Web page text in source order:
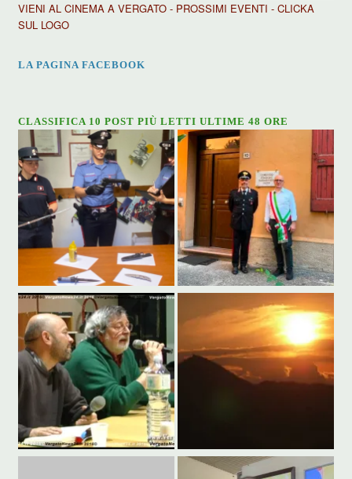
VIENI AL CINEMA A VERGATO - PROSSIMI EVENTI - CLICKA
SUL LOGO
LA PAGINA FACEBOOK
CLASSIFICA 10 POST PIÙ LETTI ULTIME 48 ORE